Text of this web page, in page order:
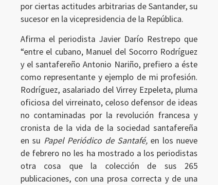
por ciertas actitudes arbitrarias de Santander, su
sucesor en la vicepresidencia de la República.
Afirma el periodista Javier Darío Restrepo que
“entre el cubano, Manuel del Socorro Rodríguez
y el santafereño Antonio Nariño, prefiero a éste
como representante y ejemplo de mi profesión.
Rodríguez, asalariado del Virrey Ezpeleta, pluma
oficiosa del virreinato, celoso defensor de ideas
no contaminadas por la revolución francesa y
cronista de la vida de la sociedad santafereña
en su Papel Periódico de Santafé,en los nueve
de febrero no les ha mostrado a los periodistas
otra cosa que la colección de sus 265
publicaciones, con una prosa correcta y de una